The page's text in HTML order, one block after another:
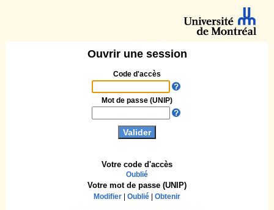
Ouvrir une session
Code d'accès
Votre code d'accès
Oublié
Mot de passe (UNIP)
Votre mot de passe (UNIP)
Modifier Oublié Obtenir